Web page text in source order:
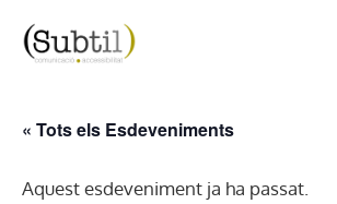
« Tots els Esdeveniments
Aquest esdeveniment ja ha passat.